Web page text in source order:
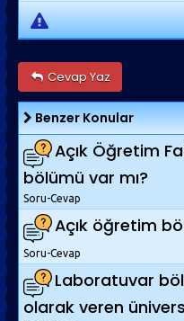
Cevap Yaz
Benzer Konular
Açık Öğretim
bölümü var mı?
Soru-Cevap
Açık öğretim
Soru-Cevap
Laboratuvar
olarak veren